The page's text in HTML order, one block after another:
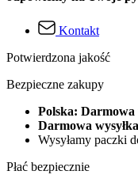
Kontakt
Potwierdzona jakość
Bezpieczne zakupy
Polska: Darmowa
Darmowa
Wysyłamy paczki
Płać bezpiecznie